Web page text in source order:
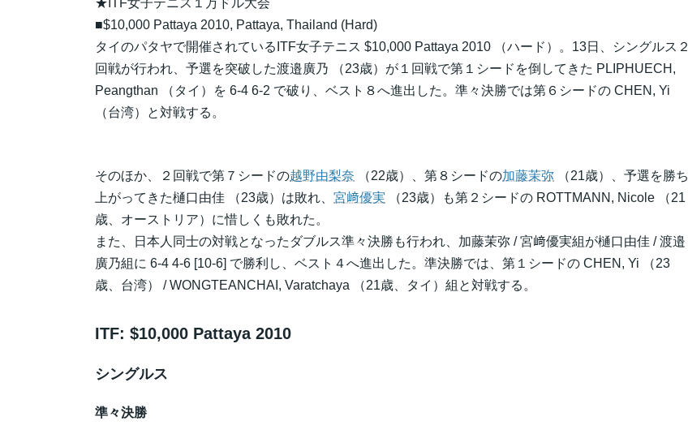
■$10,000 Pattaya 2010, Pattaya, Thailand (Hard)
タイのパタヤで開催されているITF女子テニス $10,000 Pattaya 2010 （ハード）。13日、シングルス２
回戦が行われ、予選を突破した渡邉廣乃 （23歳）が１回戦で第１シードを倒してきた PLIPHUECH,
Peangthan （タイ）を 6-4 6-2 で破り、ベスト８へ進出した。準々決勝では第６シードの CHEN, Yi
（台湾）と対戦する。
そのほか、２回戦で第７シードの越野由梨奈 （22歳）、第８シードの加藤茉弥 （21歳）、予選を勝ち
上がってきた樋口由佳 （23歳）は敗れ、 宮﨑優実 （23歳）も第２シードの ROTTMANN, Nicole （21
歳、オーストリア）に惜しくも敗れた。
また、日本人同士の対戦となったダブルス準々決勝も行われ、加藤茉弥 / 宮﨑優実組が樋口由佳 / 渡邉
廣乃組に 6-4 4-6 [10-6] で勝利し、ベスト４へ進出した。準決勝では、第１シードの CHEN, Yi （23
歳、台湾） / WONGTEANCHAI, Varatchaya （21歳、タイ）組と対戦する。
ITF: $10,000 Pattaya 2010
シングルス
準々決勝